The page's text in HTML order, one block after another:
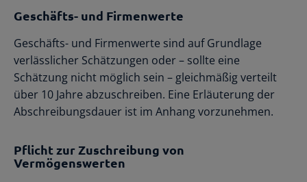
Geschäfts- und Firmenwerte
Geschäfts- und Firmenwerte sind auf Grundlage
verlässlicher Schätzungen oder – sollte eine
Schätzung nicht möglich sein – gleichmäßig verteilt
über 10 Jahre abzuschreiben. Eine Erläuterung der
Abschreibungsdauer ist im Anhang vorzunehmen.
Pflicht zur Zuschreibung von
Vermögenswerten